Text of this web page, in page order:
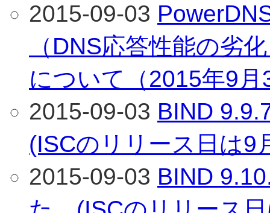
2015-09-03
（DNS応答性能の劣
について（2015年9月
2015-09-03 BIND
(ISCのリリース日は9
2015-09-03 BIND